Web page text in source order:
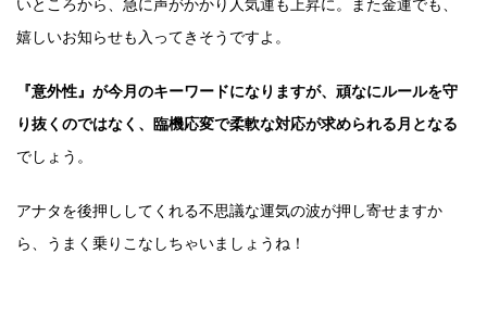
いところから、急に声がかかり人気運も上昇に。また金運でも、
嬉しいお知らせも入ってきそうですよ。
『意外性』が今月のキーワードになりますが、頑なにルールを守
り抜くのではなく、臨機応変で柔軟な対応が求められる月となる
でしょう。
アナタを後押ししてくれる不思議な運気の波が押し寄せますか
ら、うまく乗りこなしちゃいましょうね！